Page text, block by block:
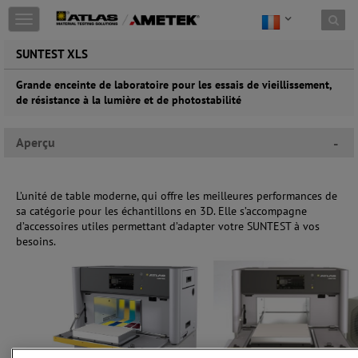
Toggle
navigation
SUNTEST XLS
Grande enceinte de laboratoire pour les essais de vieillissement,
de résistance à la lumière et de photostabilité
Aperçu -
L’unité de table moderne, qui offre les meilleures performances de
sa catégorie pour les échantillons en 3D. Elle s’accompagne
d’accessoires utiles permettant d’adapter votre SUNTEST à vos
besoins.